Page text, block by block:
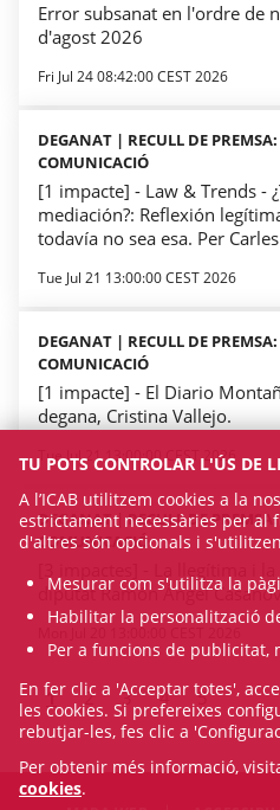
Error subsanat en l'ordre de
d'agost 2026
Fri Jul 24 08:42:00 CEST 2026
DEGANAT | RECULL DE
COMUNICACIÓ
[1 impacte] - Law & Trends -
mediación?: Reflexión
todavía no sea esa. Per
Tue Jul 21 13:00:00 CEST 2026
DEGANAT | RECULL DE
COMUNICACIÓ
[1 impacte] - El Diario
degana, Cristina Vallejo.
Tue Jul 21 13:00:00 CEST 2026
DEGANAT | RECULL DE
COMUNICACIÓ
diputat Ramón Ángel
Mon Jul 20 13:00:00 CEST 2026
1 2 3 4 5
TU POTS CONTROLAR L'ÚS DE
A l’ICAB utilitzem cookies a la
estrictament necessàries per al
d'altres són opcionals i
Mesurar com s'utilitza la
Habilitar la personalització
Per a funcions de publicitat,
En fer clic a 'Acceptar totes',
les cookies. Si prefereixes
rebutjar-les, fes clic a
Per obtenir més informació,
cookies.